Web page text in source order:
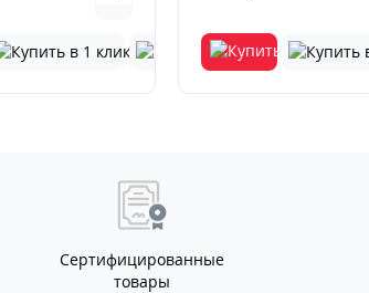
Сертифицированные
товары